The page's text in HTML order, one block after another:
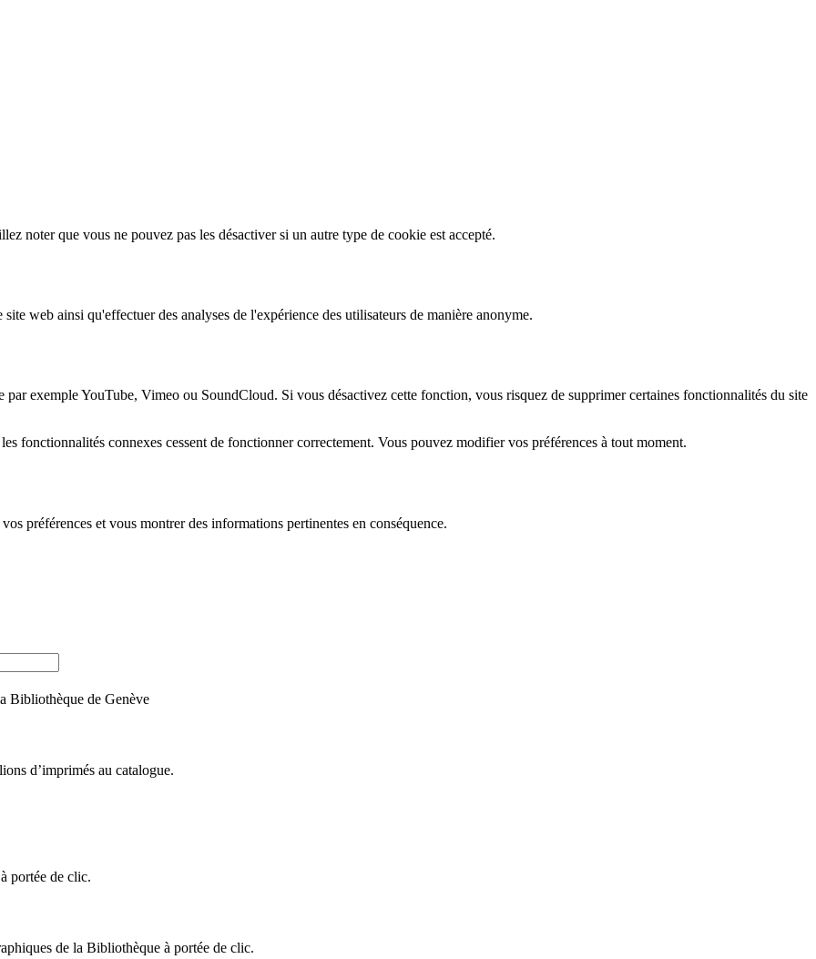
noter que vous ne pouvez pas les désactiver si un autre type de cookie est accepté.
web ainsi qu'effectuer des analyses de l'expérience des utilisateurs de manière anonyme.
exemple YouTube, Vimeo ou SoundCloud. Si vous désactivez cette fonction, vous risquez de supprimer certaines fonctionnalités du site
fonctionnalités connexes cessent de fonctionner correctement. Vous pouvez modifier vos préférences à tout moment.
préférences et vous montrer des informations pertinentes en conséquence.
Bibliothèque de Genève
d’imprimés au catalogue.
portée de clic.
de la Bibliothèque à portée de clic.